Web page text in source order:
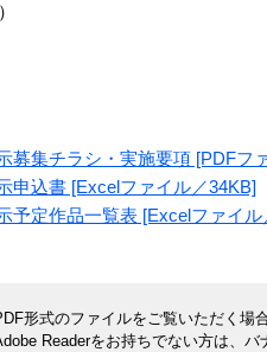
集チラシ・実施要項 [PDFフ
込書 [Excelファイル／34KB]
定作品一覧表 [Excelファイル
形式のファイルをご覧いただく場
Readerをお持ちでない方は、バ